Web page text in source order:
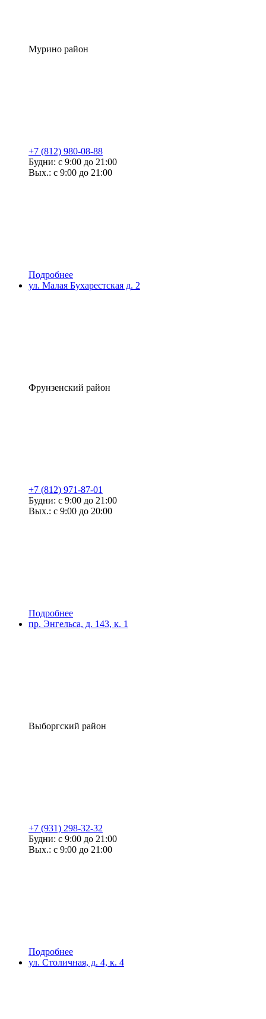
Мурино район
+7 (812) 980-08-88
Будни: с 9:00 до 21:00
Вых.: с 9:00 до 21:00
Подробнее
ул. Малая Бухарестская д. 2
Фрунзенский район
+7 (812) 971-87-01
Будни: с 9:00 до 21:00
Вых.: с 9:00 до 20:00
Подробнее
пр. Энгельса, д. 143, к. 1
Выборгский район
+7 (931) 298-32-32
Будни: с 9:00 до 21:00
Вых.: с 9:00 до 21:00
Подробнее
ул. Столичная, д. 4, к. 4